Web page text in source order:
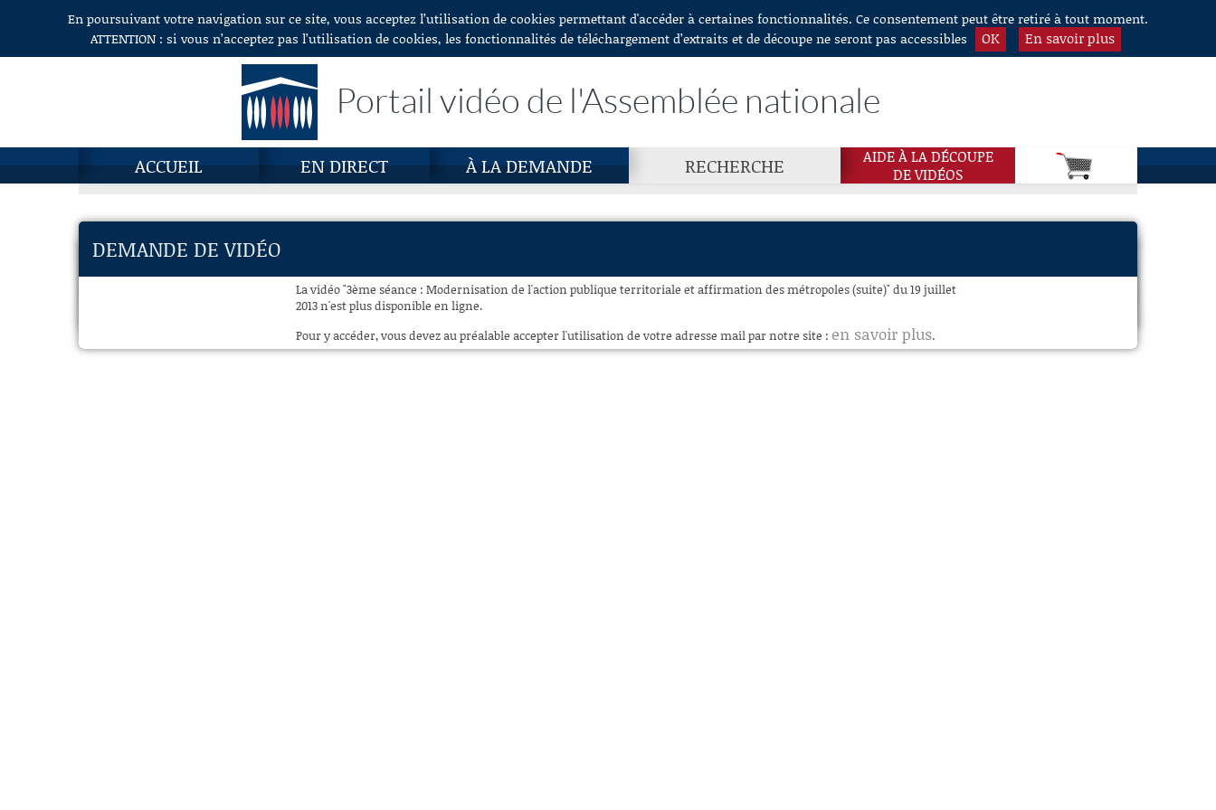
Aller au contenuEn poursuivant votre navigation sur ce site, vous acceptez l’utilisation de cookies permettant d'accéder à certaines fonctionnalités. Ce consentement peut être retiré à tout moment.
ATTENTION : si vous n’acceptez pas l’utilisation de cookies, les fonctionnalités de téléchargement d’extraits et de découpe ne seront pas accessibles
OK En savoir plus
Portail vidéo de l'Assemblée nationale
ACCUEIL EN DIRECT À LA DEMANDE RECHERCHE
AIDE À LA DÉCOUPE
DE VIDÉOS
DEMANDE DE VIDÉO
La vidéo "3ème séance : Modernisation de l'action publique territoriale et affirmation des métropoles (suite)" du 19 juillet
2013 n'est plus disponible en ligne.
Pour y accéder, vous devez au préalable accepter l'utilisation de votre adresse mail par notre site : en savoir plus.